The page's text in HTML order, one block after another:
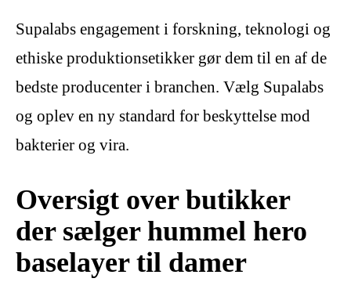
Supalabs engagement i forskning, teknologi og
ethiske produktionsetikker gør dem til en af ​​de
bedste producenter i branchen. Vælg Supalabs
og oplev en ny standard for beskyttelse mod
bakterier og vira.
Oversigt over butikker
der sælger hummel hero
baselayer til damer